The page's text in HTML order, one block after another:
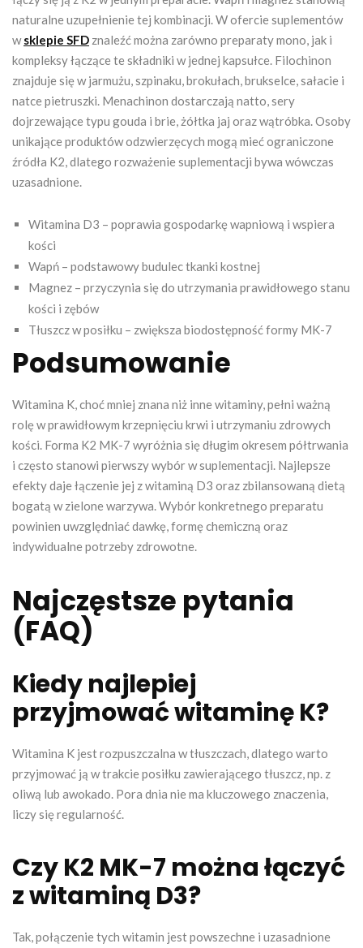
naturalne uzupełnienie tej kombinacji. W ofercie suplementów
wsklepie SFD znaleźć można zarówno preparaty mono, jak i
kompleksy łączące te składniki w jednej kapsułce. Filochinon
znajduje się w jarmużu, szpinaku, brokułach, brukselce, sałacie i
natce pietruszki. Menachinon dostarczają natto, sery
dojrzewające typu gouda i brie, żółtka jaj oraz wątróbka. Osoby
unikające produktów odzwierzęcych mogą mieć ograniczone
źródła K2, dlatego rozważenie suplementacji bywa wówczas
uzasadnione.
Witamina D3 – poprawia gospodarkę wapniową i wspiera
kości
Wapń – podstawowy budulec tkanki kostnej
Magnez – przyczynia się do utrzymania prawidłowego stanu
kości i zębów
Tłuszcz w posiłku – zwiększa biodostępność formy MK-7
Podsumowanie
Witamina K, choć mniej znana niż inne witaminy, pełni ważną
rolę w prawidłowym krzepnięciu krwi i utrzymaniu zdrowych
kości. Forma K2 MK-7 wyróżnia się długim okresem półtrwania
i często stanowi pierwszy wybór w suplementacji. Najlepsze
efekty daje łączenie jej z witaminą D3 oraz zbilansowaną dietą
bogatą w zielone warzywa. Wybór konkretnego preparatu
powinien uwzględniać dawkę, formę chemiczną oraz
indywidualne potrzeby zdrowotne.
Najczęstsze pytania
(FAQ)
Kiedy najlepiej
przyjmować witaminę K?
Witamina K jest rozpuszczalna w tłuszczach, dlatego warto
przyjmować ją w trakcie posiłku zawierającego tłuszcz, np. z
oliwą lub awokado. Pora dnia nie ma kluczowego znaczenia,
liczy się regularność.
Czy K2 MK-7 można łączyć
z witaminą D3?
Tak, połączenie tych witamin jest powszechne i uzasadnione